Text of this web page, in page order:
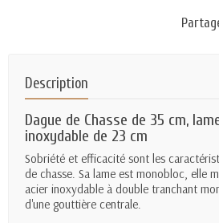
Description
Dague de Chasse de 35 cm,
inoxydable de 23 cm
Sobriété et efficacité sont les
de chasse . Sa lame est monobloc, elle
acier inoxydable à double tranchant
d'une gouttière centrale.